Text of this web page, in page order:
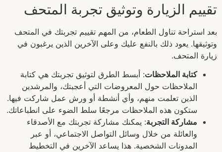
تقييم الزيارة وتوثيق تجربة المتحف
بعد استراحة تناول الطعام، من المهم تقييم تجربتك في المتحف
وتوثيقها. يعود ذلك بالنفع عليك وعلى الآخرين الذين يرغبون في
زيارة المتحف.
كتابة الملاحظات: أبسط الطرق لتوثيق تجربتك هي كتابة
الملاحظات حول المعروضات التي أعجبتك، والمرشدين
الذين تعلمت منهم، وأي أنشطة أو ورش عمل شاركت فيها.
ستكون هذه الملاحظات مرجعًا سلط الضوء على انطباعاتك.
مشاركة التجربة: يمكنك مشاركة تجربتك مع الأصدقاء
والعائلة من خلال وسائل التواصل الاجتماعي، أو عبر
المدونات الشخصية. هذا يساعد الآخرين في التخطيط